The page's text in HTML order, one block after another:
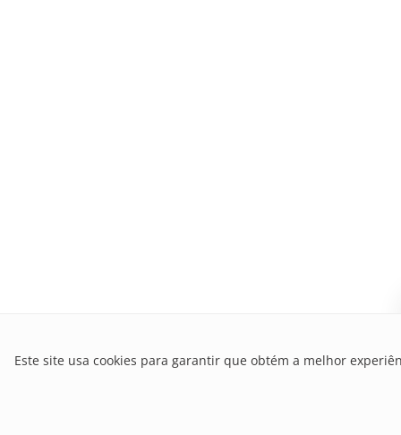
Este site usa cookies para garantir que obtém a melhor